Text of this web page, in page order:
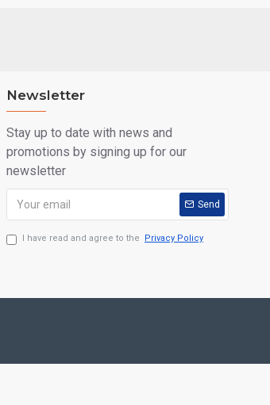
Newsletter
Stay up to date with news and
promotions by signing up for our
newsletter
Send
I have read and agree to the Privacy Policy